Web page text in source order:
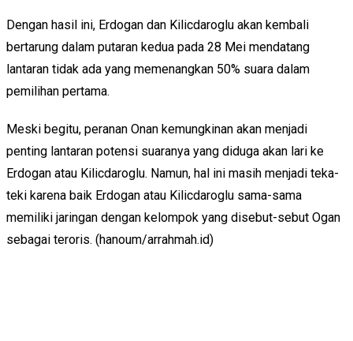
Dengan hasil ini, Erdogan dan Kilicdaroglu akan kembali
bertarung dalam putaran kedua pada 28 Mei mendatang
lantaran tidak ada yang memenangkan 50% suara dalam
pemilihan pertama.
Meski begitu, peranan Onan kemungkinan akan menjadi
penting lantaran potensi suaranya yang diduga akan lari ke
Erdogan atau Kilicdaroglu. Namun, hal ini masih menjadi teka-
teki karena baik Erdogan atau Kilicdaroglu sama-sama
memiliki jaringan dengan kelompok yang disebut-sebut Ogan
sebagai teroris. (hanoum/arrahmah.id)